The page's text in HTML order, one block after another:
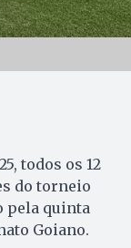
todos os 12
do torneio
pela quinta
Goiano.